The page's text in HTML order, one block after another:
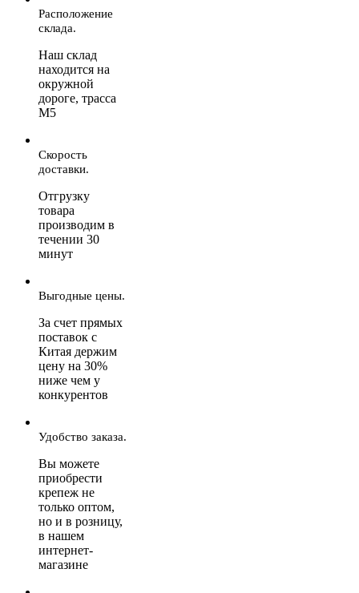
Расположение
склада.
Наш склад
находится на
окружной
дороге, трасса
М5
Скорость
доставки.
Отгрузку
товара
производим в
течении 30
минут
Выгодные цены.
За счет прямых
поставок с
Китая держим
цену на 30%
ниже чем у
конкурентов
Удобство заказа.
Вы можете
приобрести
крепеж не
только оптом,
но и в розницу,
в нашем
интернет-
магазине